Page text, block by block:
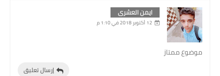
ايمن العشرى
12 أكتوبر 2018 في 1:10 م
موضوع ممتاز
إرسال تعليق